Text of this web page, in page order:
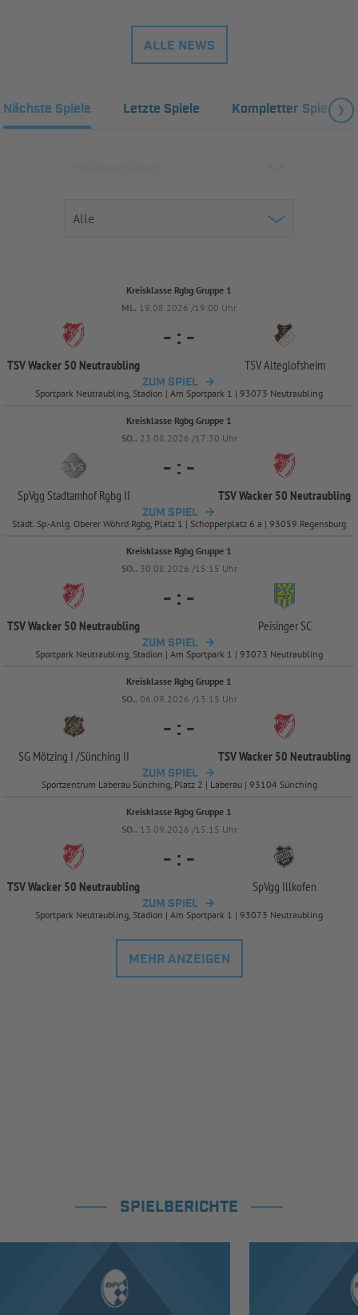
ALLE NEWS
Nächste Spiele Letzte Spiele Kompletter Spielplan
Kreisklasse Rgbg Gruppe 1
MI.. 19.08.2026 /19:00 Uhr
TSV Wacker 50 Neutraubling
- : -
TSV Alteglofsheim
ZUM SPIEL
Sportpark Neutraubling, Stadion | Am Sportpark 1 | 93073 Neutraubling
Kreisklasse Rgbg Gruppe 1
SO.. 23.08.2026 /17:30 Uhr
SpVgg Stadtamhof Rgbg II
- : -
TSV Wacker 50 Neutraubling
ZUM SPIEL
Städt. Sp.-Anlg. Oberer Wöhrd Rgbg, Platz 1 | Schopperplatz 6 a | 93059 Regensburg
Kreisklasse Rgbg Gruppe 1
SO.. 30.08.2026 /15:15 Uhr
TSV Wacker 50 Neutraubling
- : -
Peisinger SC
ZUM SPIEL
Sportpark Neutraubling, Stadion | Am Sportpark 1 | 93073 Neutraubling
Kreisklasse Rgbg Gruppe 1
SO.. 06.09.2026 /13:15 Uhr
SG Mötzing I /Sünching II
- : -
TSV Wacker 50 Neutraubling
ZUM SPIEL
Sportzentrum Laberau Sünching, Platz 2 | Laberau | 93104 Sünching
Kreisklasse Rgbg Gruppe 1
SO.. 13.09.2026 /15:15 Uhr
TSV Wacker 50 Neutraubling
- : -
SpVgg Illkofen
ZUM SPIEL
Sportpark Neutraubling, Stadion | Am Sportpark 1 | 93073 Neutraubling
MEHR ANZEIGEN
SPIELBERICHTE